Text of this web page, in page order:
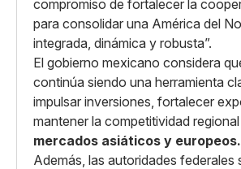
compromiso de fortalecer la
para consolidar una América del
integrada, dinámica y robusta”.
El gobierno mexicano considera
continúa siendo una herramienta
impulsar inversiones, fortalecer
mantener la competitividad
mercados asiáticos y europeos.
Además, las autoridades federales